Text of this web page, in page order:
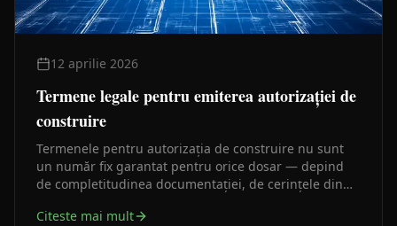
12 aprilie 2026
Termene legale pentru emiterea autorizației de
construire
Termenele pentru autorizația de construire nu sunt
un număr fix garantat pentru orice dosar — depind
de completitudinea documentației, de cerințele din
prevede legea și ce le prelungește în practică.
Citeste mai mult